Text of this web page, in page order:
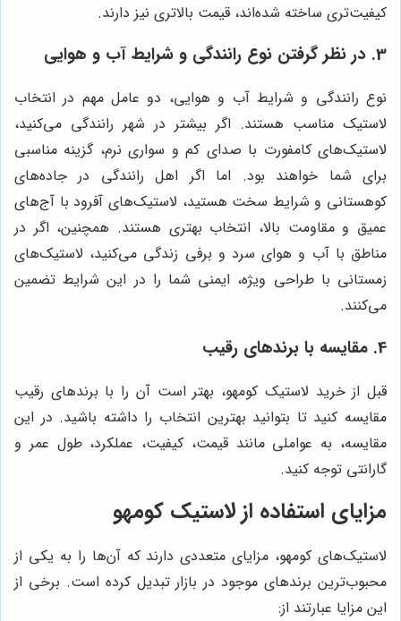
کیفیت‌تری ساخته شده‌اند، قیمت بالاتری نیز دارند.
3. در نظر گرفتن نوع رانندگی و شرایط آب و هوایی
نوع رانندگی و شرایط آب و هوایی، دو عامل مهم در انتخاب
لاستیک مناسب هستند. اگر بیشتر در شهر رانندگی می‌کنید،
لاستیک‌های کامفورت با صدای کم و سواری نرم، گزینه مناسبی
برای شما خواهند بود. اما اگر اهل رانندگی در جاده‌های
کوهستانی و شرایط سخت هستید، لاستیک‌های آفرود با آج‌های
عمیق و مقاومت بالا، انتخاب بهتری هستند. همچنین، اگر در
مناطق با آب و هوای سرد و برفی زندگی می‌کنید، لاستیک‌های
زمستانی با طراحی ویژه، ایمنی شما را در این شرایط تضمین
می‌کنند.
4. مقایسه با برندهای رقیب
قبل از خرید لاستیک کومهو، بهتر است آن را با برندهای رقیب
مقایسه کنید تا بتوانید بهترین انتخاب را داشته باشید. در این
مقایسه، به عواملی مانند قیمت، کیفیت، عملکرد، طول عمر و
گارانتی توجه کنید.
مزایای استفاده از لاستیک کومهو
لاستیک‌های کومهو، مزایای متعددی دارند که آن‌ها را به یکی از
محبوب‌ترین برندهای موجود در بازار تبدیل کرده است. برخی از
این مزایا عبارتند از: